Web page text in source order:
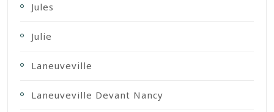
Jules
Julie
Laneuveville
Laneuveville Devant Nancy